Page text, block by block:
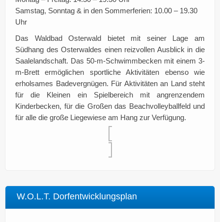
Samstag, Sonntag & in den Sommerferien: 10.00 – 19.30
Uhr
Das Waldbad Osterwald bietet mit seiner Lage am
Südhang des Osterwaldes einen reizvollen Ausblick in die
Saalelandschaft. Das 50-m-Schwimmbecken mit einem 3-
m-Brett ermöglichen sportliche Aktivitäten ebenso wie
erholsames Badevergnügen. Für Aktivitäten an Land steht
für die Kleinen ein Spielbereich mit angrenzendem
Kinderbecken, für die Großen das Beachvolleyballfeld und
für alle die große Liegewiese am Hang zur Verfügung.
W.O.L.T. Dorfentwicklungsplan